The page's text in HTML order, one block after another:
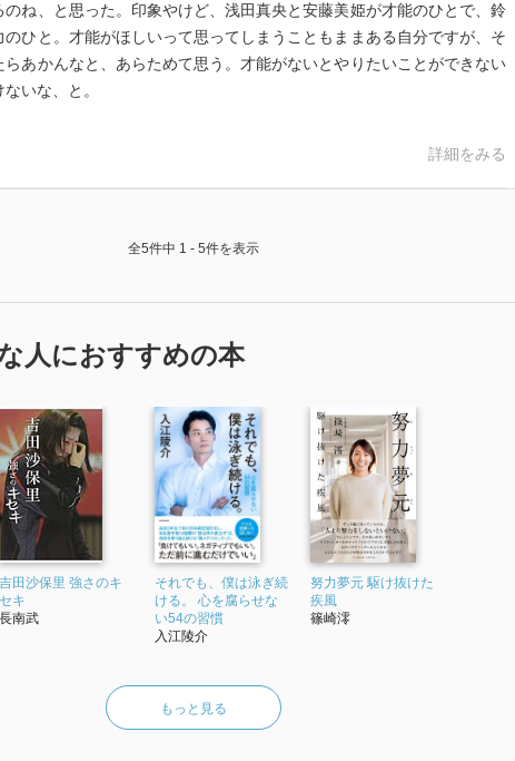
のね、と思った。印象やけど、浅田真央と安藤美姫が才能のひとで、鈴
のひと。才能がほしいって思ってしまうこともままある自分ですが、そ
らあかんなと、あらためて思う。才能がないとやりたいことができない
いな、と。
詳細をみる
全5件中 1 - 5件を表示
人におすすめの本
吉田沙保里 強さのキ
セキ
長南武
それでも、僕は泳ぎ続
ける。 心を腐らせな
い54の習慣
入江陵介
努力夢元 駆け抜けた
疾風
篠崎澪
もっと見る